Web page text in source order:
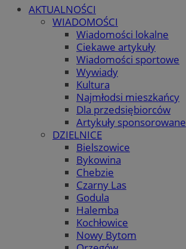
AKTUALNOŚCI
WIADOMOŚCI
Wiadomości lokalne
Ciekawe artykuły
Wiadomości sportowe
Wywiady
Kultura
Najmłodsi mieszkańcy
Dla przedsiębiorców
Artykuły sponsorowane
DZIELNICE
Bielszowice
Bykowina
Chebzie
Czarny Las
Godula
Halemba
Kochłowice
Nowy Bytom